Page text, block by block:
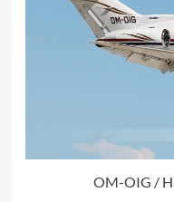
OM-OIG /